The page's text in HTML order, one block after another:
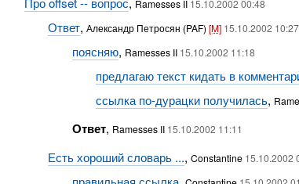
Ramesses II 15.10.2002 00:48
Ответ,Александр Петросян (PAF)[M] 15.10.2002 10:27
поясняю, Ramesses II 15.10.2002 11:18
предлагаю текст кидать в
ссылка по-дурацки получилась,
Ответ, Ramesses II 15.10.2002 11:11
Есть хороший словарь ...,Constantine 15.10.2002